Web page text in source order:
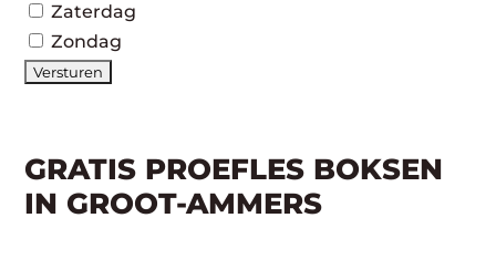
Zaterdag
Zondag
GRATIS PROEFLES BOKSEN
IN GROOT-AMMERS